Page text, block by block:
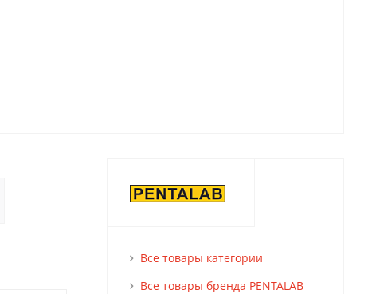
Все товары категории
Все товары бренда PENTALAB